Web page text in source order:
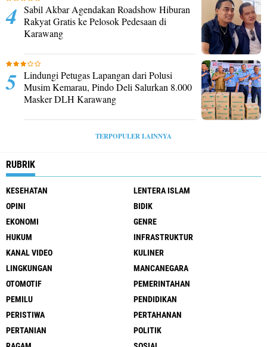
Sabil Akbar Agendakan Roadshow Hiburan
Rakyat Gratis ke Pelosok Pedesaan di
Karawang
Lindungi Petugas Lapangan dari Polusi
Musim Kemarau, Pindo Deli Salurkan 8.000
Masker DLH Karawang
TERPOPULER LAINNYA
RUBRIK
KESEHATAN
LENTERA ISLAM
OPINI
BIDIK
EKONOMI
GENRE
HUKUM
INFRASTRUKTUR
KANAL VIDEO
KULINER
LINGKUNGAN
MANCANEGARA
OTOMOTIF
PEMERINTAHAN
PEMILU
PENDIDIKAN
PERISTIWA
PERTAHANAN
PERTANIAN
POLITIK